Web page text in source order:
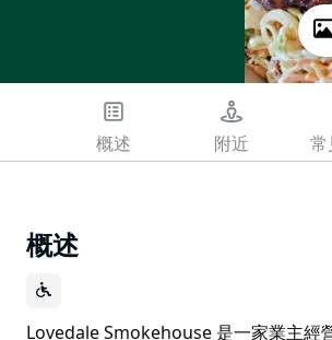
概述 附近 常
概述
Lovedale Smokehouse 是一家業主經